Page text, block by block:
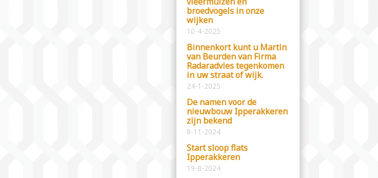
broedvogels in onze
wijken
10-4-2025
Binnenkort kunt u Martin
van Beurden van Firma
Radaradvies tegenkomen
in uw straat of wijk.
24-1-2025
De namen voor de
nieuwbouw Ipperakkeren
zijn bekend
8-11-2024
Start sloop flats
Ipperakkeren
19-8-2024